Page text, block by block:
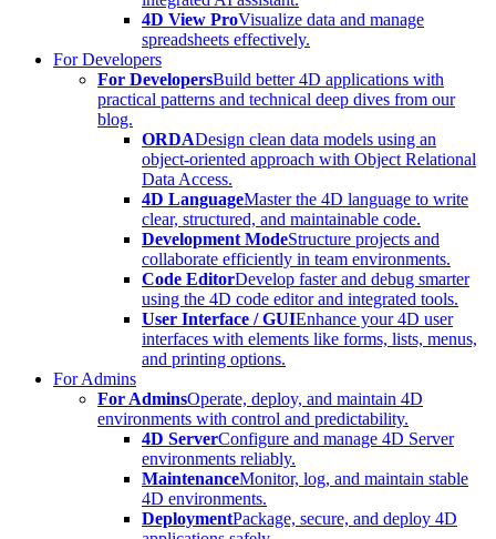
4D View ProVisualize data and manage
spreadsheets effectively.
For Developers
For DevelopersBuild better 4D applications with
practical patterns and technical deep dives from our
blog.
ORDADesign clean data models using an
object-oriented approach with Object Relational
Data Access.
4D LanguageMaster the 4D language to write
clear, structured, and maintainable code.
Development ModeStructure projects and
collaborate efficiently in team environments.
Code EditorDevelop faster and debug smarter
using the 4D code editor and integrated tools.
User Interface / GUIEnhance your 4D user
interfaces with elements like forms, lists, menus,
and printing options.
For Admins
For AdminsOperate, deploy, and maintain 4D
environments with control and predictability.
4D ServerConfigure and manage 4D Server
environments reliably.
MaintenanceMonitor, log, and maintain stable
4D environments.
DeploymentPackage, secure, and deploy 4D